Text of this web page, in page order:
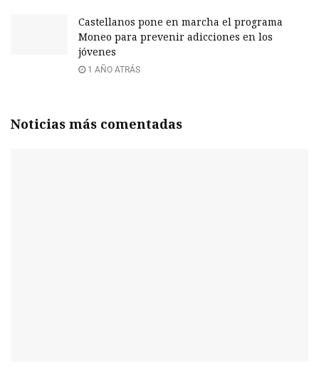
Castellanos pone en marcha el programa
Moneo para prevenir adicciones en los
jóvenes
1 AÑO ATRÁS
Noticias más comentadas